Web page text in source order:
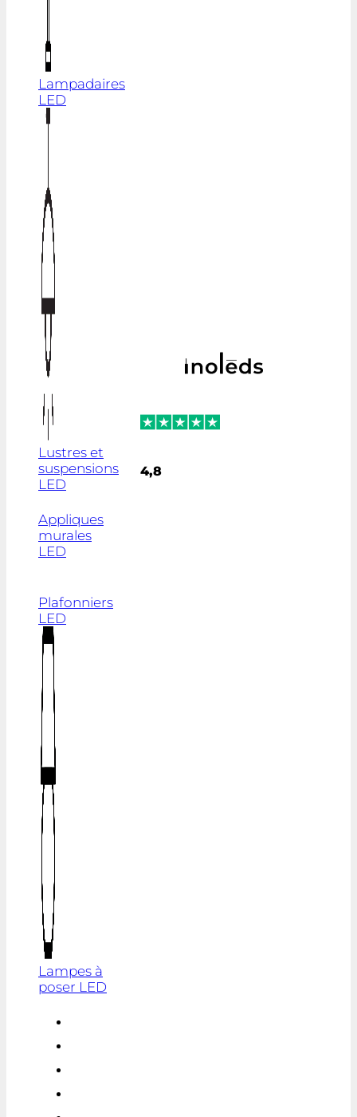
Lampadaires
LED
Lustres et
suspensions
LED
Appliques
murales
LED
Plafonniers
LED
Lampes à
poser LED
4,8